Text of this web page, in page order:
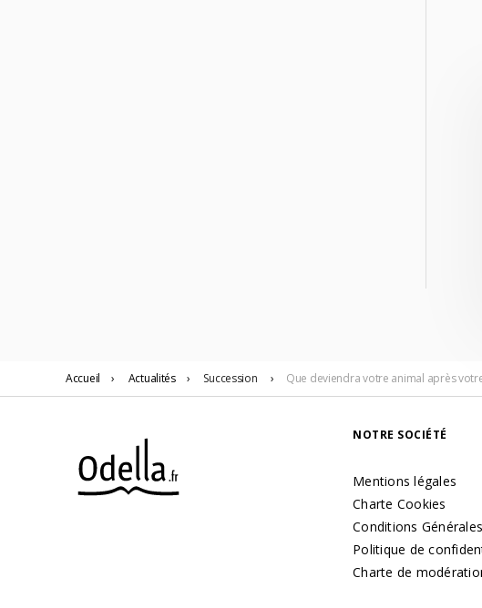
Accueil › Actualités › Succession › Que deviendra votre animal après
NOTRE SOCIÉTÉ
Mentions légales
Charte Cookies
Conditions
Politique de
Charte de